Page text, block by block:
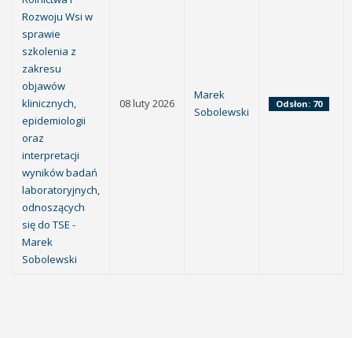
Rozwoju Wsi w
sprawie
szkolenia z
zakresu
objawów
klinicznych,
epidemiologii
oraz
interpretacji
wyników badań
laboratoryjnych,
odnoszących
się do TSE -
Marek
Sobolewski
08 luty 2026
Marek
Sobolewski
Odsłon: 70